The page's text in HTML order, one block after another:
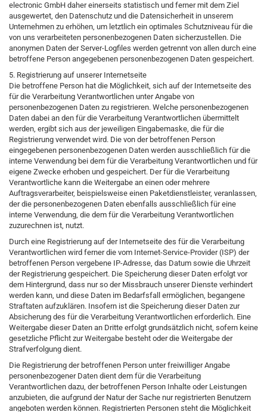
electronic GmbH daher einerseits statistisch und ferner mit dem Ziel
ausgewertet, den Datenschutz und die Datensicherheit in unserem
Unternehmen zu erhöhen, um letztlich ein optimales Schutzniveau für die
von uns verarbeiteten personenbezogenen Daten sicherzustellen. Die
anonymen Daten der Server-Logfiles werden getrennt von allen durch eine
betroffene Person angegebenen personenbezogenen Daten gespeichert.
5. Registrierung auf unserer Internetseite
Die betroffene Person hat die Möglichkeit, sich auf der Internetseite des
für die Verarbeitung Verantwortlichen unter Angabe von
personenbezogenen Daten zu registrieren. Welche personenbezogenen
Daten dabei an den für die Verarbeitung Verantwortlichen übermittelt
werden, ergibt sich aus der jeweiligen Eingabemaske, die für die
Registrierung verwendet wird. Die von der betroffenen Person
eingegebenen personenbezogenen Daten werden ausschließlich für die
interne Verwendung bei dem für die Verarbeitung Verantwortlichen und für
eigene Zwecke erhoben und gespeichert. Der für die Verarbeitung
Verantwortliche kann die Weitergabe an einen oder mehrere
Auftragsverarbeiter, beispielsweise einen Paketdienstleister, veranlassen,
der die personenbezogenen Daten ebenfalls ausschließlich für eine
interne Verwendung, die dem für die Verarbeitung Verantwortlichen
zuzurechnen ist, nutzt.
Durch eine Registrierung auf der Internetseite des für die Verarbeitung
Verantwortlichen wird ferner die vom Internet-Service-Provider (ISP) der
betroffenen Person vergebene IP-Adresse, das Datum sowie die Uhrzeit
der Registrierung gespeichert. Die Speicherung dieser Daten erfolgt vor
dem Hintergrund, dass nur so der Missbrauch unserer Dienste verhindert
werden kann, und diese Daten im Bedarfsfall ermöglichen, begangene
Straftaten aufzuklären. Insofern ist die Speicherung dieser Daten zur
Absicherung des für die Verarbeitung Verantwortlichen erforderlich. Eine
Weitergabe dieser Daten an Dritte erfolgt grundsätzlich nicht, sofern keine
gesetzliche Pflicht zur Weitergabe besteht oder die Weitergabe der
Strafverfolgung dient.
Die Registrierung der betroffenen Person unter freiwilliger Angabe
personenbezogener Daten dient dem für die Verarbeitung
Verantwortlichen dazu, der betroffenen Person Inhalte oder Leistungen
anzubieten, die aufgrund der Natur der Sache nur registrierten Benutzern
angeboten werden können. Registrierten Personen steht die Möglichkeit